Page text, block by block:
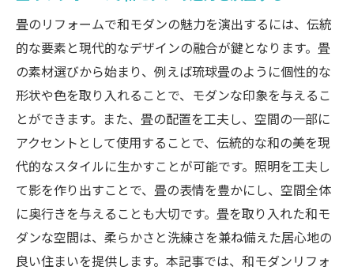
畳のリフォームで和モダンの魅力を演出するには、伝統
的な要素と現代的なデザインの融合が鍵となります。畳
の素材選びから始まり、例えば琉球畳のように個性的な
形状や色を取り入れることで、モダンな印象を与えるこ
とができます。また、畳の配置を工夫し、空間の一部に
アクセントとして使用することで、伝統的な和の美を現
代的なスタイルに生かすことが可能です。照明を工夫し
て影を作り出すことで、畳の表情を豊かにし、空間全体
に奥行きを与えることも大切です。畳を取り入れた和モ
ダンな空間は、柔らかさと洗練さを兼ね備えた居心地の
良い住まいを提供します。本記事では、和モダンリフォ